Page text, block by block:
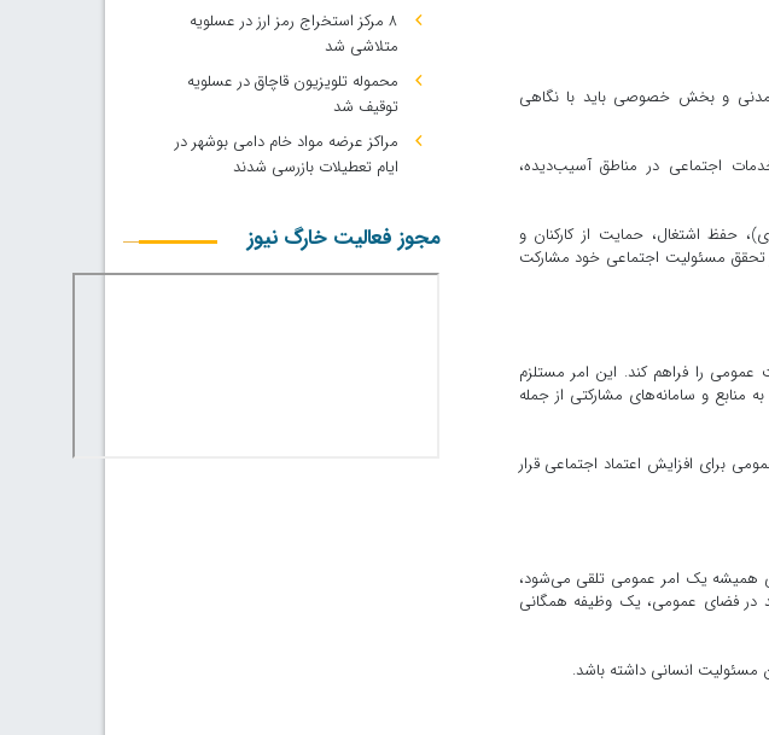
مدنی و بخش خصوصی باید با نگاهی
اجتماعی در مناطق آسیب‌دیده،
حفظ اشتغال، حمایت از کارکنان و
تحقق مسئولیت اجتماعی خود مشارکت
را فراهم کند. این امر مستلزم
منابع و سامانه‌های مشارکتی از جمله
برای افزایش اعتماد اجتماعی قرار
همیشه یک امر عمومی تلقی می‌شود،
در فضای عمومی، یک وظیفه همگانی
مسئولیت انسانی داشته باشد.
۸ مرکز استخراج رمز ارز در عسلویه
متلاشی شد
محموله تلویزیون قاچاق در عسلویه
توقیف شد
مراکز عرضه مواد خام دامی بوشهر در
ایام تعطیلات بازرسی شدند
مجوز فعالیت خارگ نیوز